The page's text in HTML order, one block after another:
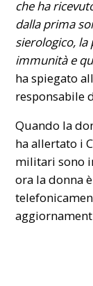
che ha
dalla prima
sierologico,
immunità e
ha spiegato
responsabile
Quando la
ha allertato i
militari sono
ora la donna